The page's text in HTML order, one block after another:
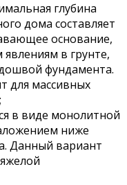
глубина
дома составляет
основание,
в грунте,
фундамента.
для массивных
в виде монолитной
ниже
Данный вариант